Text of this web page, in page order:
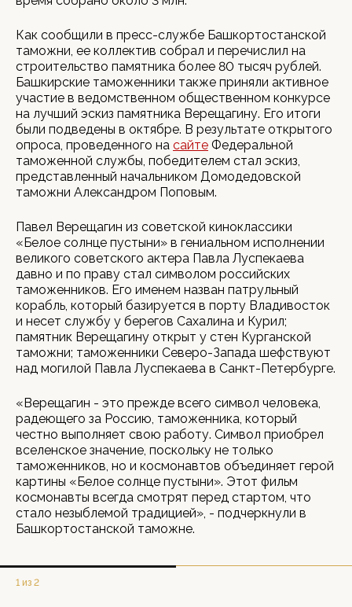
Как сообщили в пресс-службе Башкортостанской
таможни, ее коллектив собрал и перечислил на
строительство памятника более 80 тысяч рублей.
Башкирские таможенники также приняли активное
участие в ведомственном общественном конкурсе
на лучший эскиз памятника Верещагину. Его итоги
были подведены в октябре. В результате открытого
опроса, проведенного на сайте Федеральной
таможенной службы, победителем стал эскиз,
представленный начальником Домодедовской
таможни Александром Поповым.
Павел Верещагин из советской киноклассики
«Белое солнце пустыни» в гениальном исполнении
великого советского актера Павла Луспекаева
давно и по праву стал символом российских
таможенников. Его именем назван патрульный
корабль, который базируется в порту Владивосток
и несет службу у берегов Сахалина и Курил;
памятник Верещагину открыт у стен Курганской
таможни; таможенники Северо-Запада шефствуют
над могилой Павла Луспекаева в Санкт-Петербурге.
«Верещагин - это прежде всего символ человека,
радеющего за Россию, таможенника, который
честно выполняет свою работу. Символ приобрел
вселенское значение, поскольку не только
таможенников, но и космонавтов объединяет герой
картины «Белое солнце пустыни». Этот фильм
космонавты всегда смотрят перед стартом, что
стало незыблемой традицией», - подчеркнули в
Башкортостанской таможне.
1 из 2